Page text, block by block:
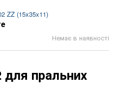
ZZ (15x35x11)
Немає в наявності
для пральних